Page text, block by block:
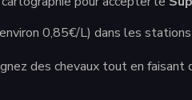
0,85€/L) dans les
des chevaux tout en